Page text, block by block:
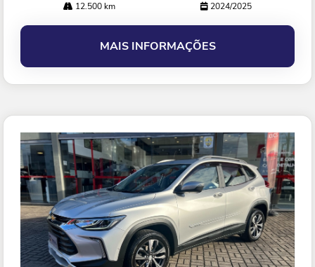
12.500 km 2024/2025
MAIS INFORMAÇÕES